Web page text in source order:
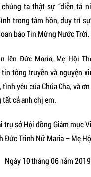
ta thật sự “diễn tả
trong tâm hồn, duy trì
báo Tin Mừng Nước Trời.
lên Đức Maria, Mẹ Hội
tông truyền và nguyện
yêu của Chúa Cha, và
tất cả anh chị em.
trụ sở Hội đồng Giám mục
Đức Trinh Nữ Maria – Mẹ
Ngày 10 tháng 06 năm 2019